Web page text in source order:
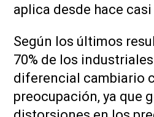
aplica desde hace
Según los últimos
70% de los
diferencial cambiario
preocupación, ya que